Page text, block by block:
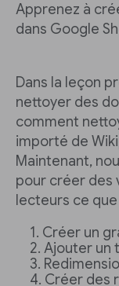
Apprenez à
dans Google
Dans la leçon
nettoyer des
comment
importé de
Maintenant,
pour créer des
lecteurs ce
Créer un
Ajouter un
Créer des